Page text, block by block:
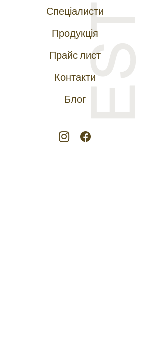
Спеціалисти
Продукція
Прайс лист
Контакти
Блог